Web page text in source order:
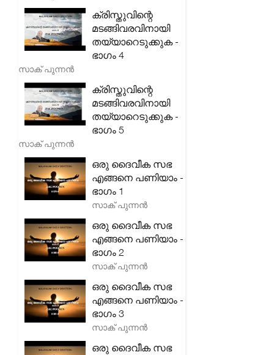
ക്രിസ്തുവിന്റെ
മടങ്ങിവരവിനായി
തയ്യാറെടുക്കുക -
ഭാഗം 4
സാക് പുന്നൻ
ക്രിസ്തുവിന്റെ
മടങ്ങിവരവിനായി
തയ്യാറെടുക്കുക -
ഭാഗം 5
സാക് പുന്നൻ
ഒരു ദൈവീക സഭ
എങ്ങനെ പണിയാം -
ഭാഗം 1
സാക് പുന്നൻ
ഒരു ദൈവീക സഭ
എങ്ങനെ പണിയാം -
ഭാഗം 2
സാക് പുന്നൻ
ഒരു ദൈവീക സഭ
എങ്ങനെ പണിയാം -
ഭാഗം 3
സാക് പുന്നൻ
ഒരു ദൈവീക സഭ